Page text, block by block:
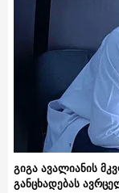
გიგა ავალიანის
განცხადებას